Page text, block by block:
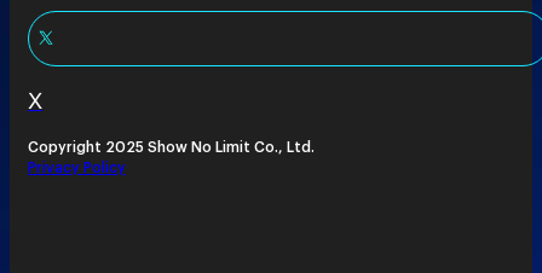
X
Copyright 2025 Show No Limit Co., Ltd.
Privacy Policy